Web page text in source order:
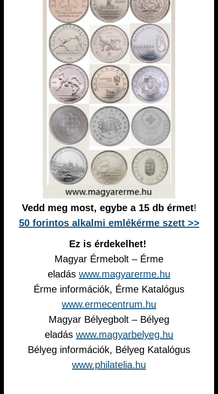
Vedd meg most, egybe a 15 db érmet!
50 forintos alkalmi emlékérme szett >>
Ez is érdekelhet!
Magyar Érmebolt – Érme
eladás www.magyarerme.hu
Érme információk, Érme Katalógus
www.ermecentrum.hu
Magyar Bélyegbolt – Bélyeg
eladás www.magyarbelyeg.hu
Bélyeg információk, Bélyeg Katalógus
www.philatelia.hu